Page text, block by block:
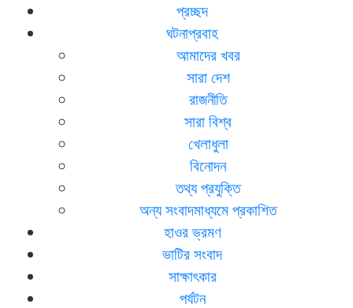
প্রচ্ছদ
ঘটনাপ্রবাহ
আমাদের খবর
সারা দেশ
রাজনীতি
সারা বিশ্ব
খেলাধুলা
বিনোদন
তথ্য প্রযুক্তি
অন্য সংবাদমাধ্যমে প্রকাশিত
হাওর ভ্রমণ
ভাটির সংবাদ
সাক্ষাৎকার
পর্যটন